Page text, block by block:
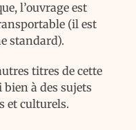
l’ouvrage est
(il est
standard).
titres de cette
bien à des sujets
et culturels.